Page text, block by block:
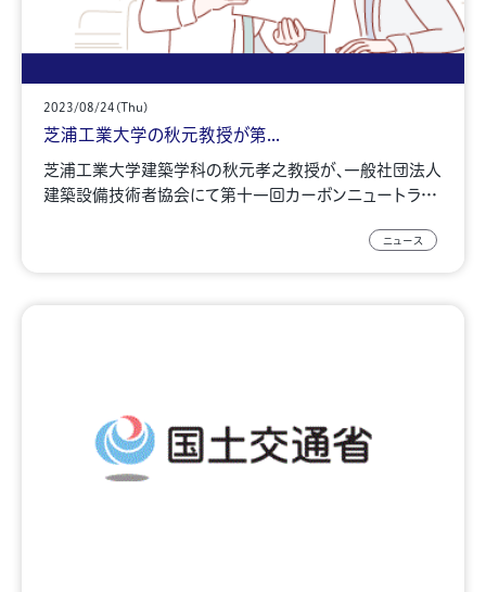
2023/08/24(Thu)
芝浦工業大学の秋元教授が第...
芝浦工業大学建築学科の秋元孝之教授が、一般社団法人
建築設備技術者協会にて第十一回カーボンニュートラ…
ニュース